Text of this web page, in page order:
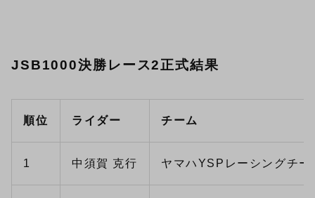
JSB1000決勝レース2正式結果
順位 ライダー チーム
1 中須賀 克行 ヤマハYSPレーシングチー